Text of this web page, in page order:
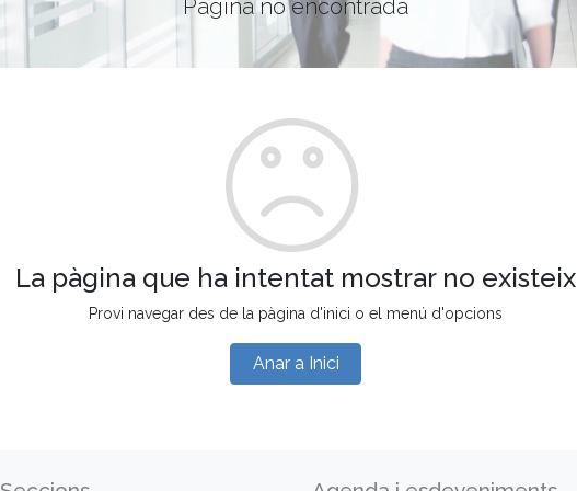
Pàgina no encontrada
La pàgina que ha intentat mostrar no existeix
Provi navegar des de la pàgina d'inici o el menú d'opcions
Anar a Inici